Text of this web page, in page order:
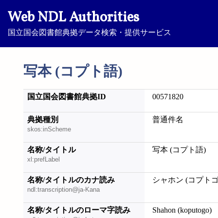
Web NDL Authorities
国立国会図書館典拠データ検索・提供サービス
写本 (コプト語)
国立国会図書館典拠ID 00571820
典拠種別
skos:inScheme
普通件名
名称/タイトル
xl:prefLabel
写本 (コプト語)
名称/タイトルのカナ読み
ndl:transcription@ja-Kana
シャホン (コプト
名称/タイトルのローマ字読み Shahon (koputogo)